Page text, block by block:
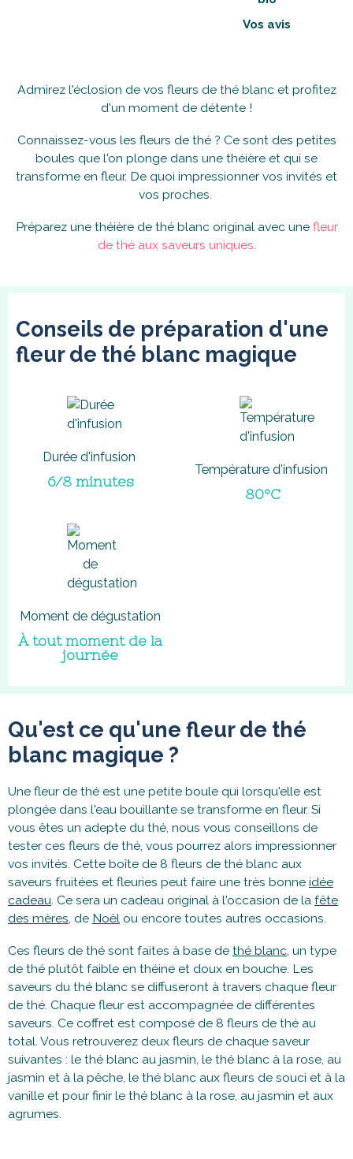
Vos avis
Admirez l'éclosion de vos fleurs de thé blanc et profitez
d'un moment de détente !
Connaissez-vous les fleurs de thé ? Ce sont des petites
boules que l'on plonge dans une théière et qui se
transforme en fleur. De quoi impressionner vos invités et
vos proches.
Préparez une théière de thé blanc original avec une fleur
de thé aux saveurs uniques.
Conseils de préparation d'une
fleur de thé blanc magique
Durée d'infusion
6/8 minutes
Température d'infusion
80°C
Moment de dégustation
À tout moment de la
journée
Qu'est ce qu'une fleur de thé
blanc magique ?
Une fleur de thé est une petite boule qui lorsqu'elle est
plongée dans l'eau bouillante se transforme en fleur. Si
vous êtes un adepte du thé, nous vous conseillons de
tester ces fleurs de thé, vous pourrez alors impressionner
vos invités. Cette boîte de 8 fleurs de thé blanc aux
saveurs fruitées et fleuries peut faire une très bonne idée
cadeau. Ce sera un cadeau original à l'occasion de la fête
des mères, de Noël ou encore toutes autres occasions.
Ces fleurs de thé sont faites à base de thé blanc, un type
de thé plutôt faible en théine et doux en bouche. Les
saveurs du thé blanc se diffuseront à travers chaque fleur
de thé. Chaque fleur est accompagnée de différentes
saveurs. Ce coffret est composé de 8 fleurs de thé au
total. Vous retrouverez deux fleurs de chaque saveur
suivantes : le thé blanc au jasmin, le thé blanc à la rose, au
jasmin et à la pêche, le thé blanc aux fleurs de souci et à la
vanille et pour finir le thé blanc à la rose, au jasmin et aux
agrumes.